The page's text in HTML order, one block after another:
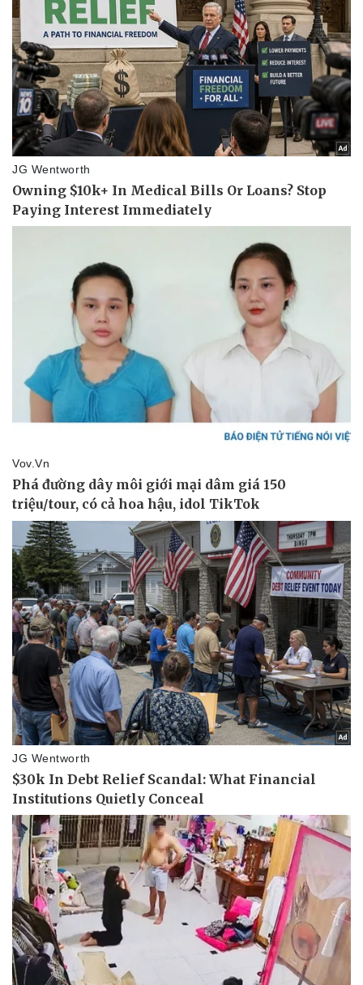
Tin nóng
Tư vấn luật
Quân sự - Quốc phòng
Phân tích